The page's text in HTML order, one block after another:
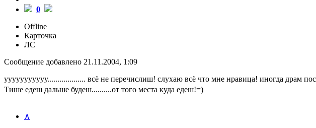
0
Offline
Карточка
ЛС
Сообщение добавлено 21.11.2004, 1:09
ууууууууууу................... всё не перечислиш! слухаю всё что мне нравица! иногда драм
Тише едеш дальше будеш..........от того места куда едеш!=)
∧